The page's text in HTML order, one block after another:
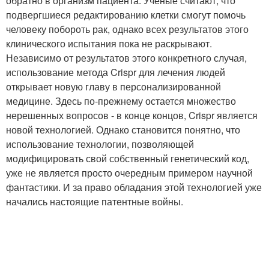
подвергшиеся редактированию клетки смогут помочь
человеку побороть рак, однако всех результатов этого
клинического испытания пока не раскрывают.
Независимо от результатов этого конкретного случая,
использование метода Crispr для лечения людей
открывает новую главу в персонализированной
медицине. Здесь по-прежнему остается множество
нерешенных вопросов - в конце концов, Crispr является
новой технологией. Однако становится понятно, что
использование технологии, позволяющей
модифицировать свой собственный генетический код,
уже не является просто очередным примером научной
фантастики. И за право обладания этой технологией уже
начались настоящие патентные войны.